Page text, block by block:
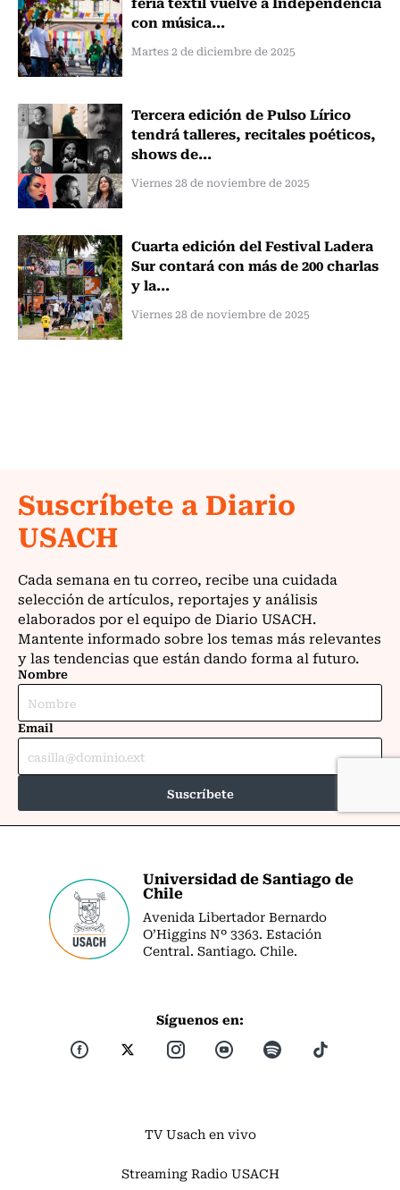
con música...
Martes 2 de diciembre de 2025
Tercera edición de Pulso Lírico
tendrá talleres, recitales poéticos,
shows de...
Viernes 28 de noviembre de 2025
Cuarta edición del Festival Ladera
Sur contará con más de 200 charlas
y la...
Viernes 28 de noviembre de 2025
Universidad de Santiago de
Chile
Avenida Libertador Bernardo
O’Higgins Nº 3363. Estación
Central. Santiago. Chile.
Síguenos en:
TV Usach en vivo
Streaming Radio USACH